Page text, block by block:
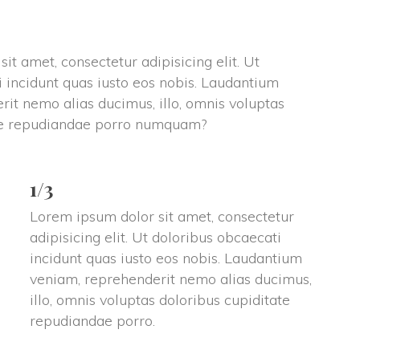
amet, consectetur adipisicing elit. Ut
quas iusto eos nobis. Laudantium
nemo alias ducimus, illo, omnis voluptas
repudiandae porro numquam?
1/3
Lorem ipsum dolor sit amet, consectetur
adipisicing elit. Ut doloribus obcaecati
incidunt quas iusto eos nobis. Laudantium
veniam, reprehenderit nemo alias ducimus,
illo, omnis voluptas doloribus cupiditate
repudiandae porro.